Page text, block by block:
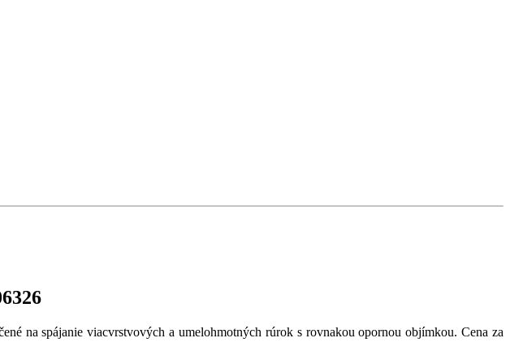
na spájanie viacvrstvových a umelohmotných rúrok s rovnakou opornou objímkou. Cena za